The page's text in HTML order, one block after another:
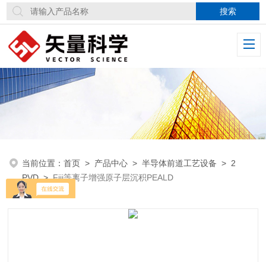
当前位置：首页 > 产品中心 >半导体前道工艺设备 > 2
PVD>Fiji等离子增强原子层沉积PEALD